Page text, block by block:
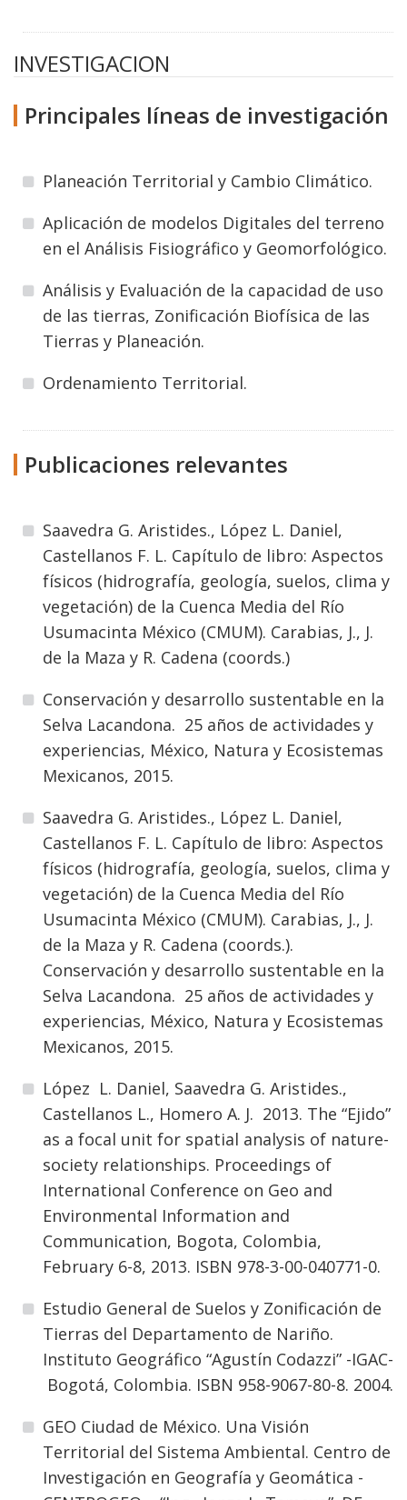
INVESTIGACION
Principales líneas de investigación
Planeación Territorial y Cambio Climático.
Aplicación de modelos Digitales del terreno
en el Análisis Fisiográfico y Geomorfológico.
Análisis y Evaluación de la capacidad de uso
de las tierras, Zonificación Biofísica de las
Tierras y Planeación.
Ordenamiento Territorial.
Publicaciones relevantes
Saavedra G. Aristides., López L. Daniel,
Castellanos F. L. Capítulo de libro: Aspectos
físicos (hidrografía, geología, suelos, clima y
vegetación) de la Cuenca Media del Río
Usumacinta México (CMUM). Carabias, J., J.
de la Maza y R. Cadena (coords.)
Conservación y desarrollo sustentable en la
Selva Lacandona. 25 años de actividades y
experiencias, México, Natura y Ecosistemas
Mexicanos, 2015.
Saavedra G. Aristides., López L. Daniel,
Castellanos F. L. Capítulo de libro: Aspectos
físicos (hidrografía, geología, suelos, clima y
vegetación) de la Cuenca Media del Río
Usumacinta México (CMUM). Carabias, J., J.
de la Maza y R. Cadena (coords.).
Conservación y desarrollo sustentable en la
Selva Lacandona. 25 años de actividades y
experiencias, México, Natura y Ecosistemas
Mexicanos, 2015.
López L. Daniel, Saavedra G. Aristides.,
Castellanos L., Homero A. J. 2013. The “Ejido”
as a focal unit for spatial analysis of nature-
society relationships. Proceedings of
International Conference on Geo and
Environmental Information and
Communication, Bogota, Colombia,
February 6-8, 2013. ISBN 978-3-00-040771-0.
Estudio General de Suelos y Zonificación de
Tierras del Departamento de Nariño.
Instituto Geográfico “Agustín Codazzi” -IGAC-
Bogotá, Colombia. ISBN 958-9067-80-8. 2004.
GEO Ciudad de México. Una Visión
Territorial del Sistema Ambiental. Centro de
Investigación en Geografía y Geomática -